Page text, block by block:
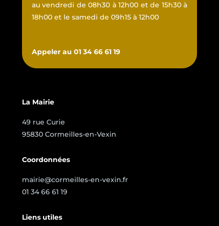
au vendredi de 08h30 à 12h00 et de 15h30 à
18h00 et le samedi de 09h15 à 12h00
Appeler au 01 34 66 61 19
La Mairie
49 rue Curie
95830 Cormeilles-en-Vexin
Coordonnées
mairie@cormeilles-en-vexin.fr
01 34 66 61 19
Liens utiles